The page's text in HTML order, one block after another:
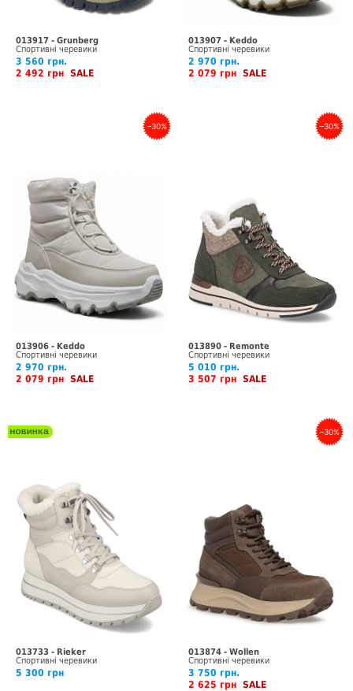
013917 - Grunberg
Спортивні черевики
3 560 грн.
2 492 грн SALE
013907 - Keddo
Спортивні черевики
2 970 грн.
2 079 грн SALE
–30%
013906 - Keddo
Спортивні черевики
2 970 грн.
2 079 грн SALE
–30%
013890 - Remonte
Спортивні черевики
5 010 грн.
3 507 грн SALE
013733 - Rieker
Спортивні черевики
5 300 грн
–30%
013874 - Wollen
Спортивні черевики
3 750 грн.
2 625 грн SALE